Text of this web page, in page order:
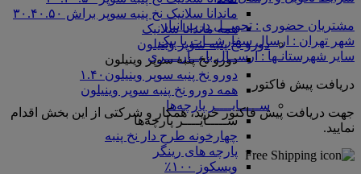
ماندانا سلانیک نخ پنبه سوپر براش ۳۰.۴۰.۵۰
همه ماندانا سلانیک
دورو نخ پنبه سوپر وینیلون
دورو نخ پنبه سوپر وینیلون
دورو نخ پنبه سوپر وینیلون۱.۴۰
همه دورو نخ پنبه سوپر وینیلون
ســـــایــــر پارچه‌ها
ســـــایــــر پارچه‌ها
چهارخونه طرح دار نخ پنبه
پارچه های رینگر
ویسکوز ۱۰۰٪
مشتریان حضوری : تحویــل درب انبار
شهر تهران : ارسال سفارشــات با پیک
سایر شهرستانـها : ارســال با بــاربـــری
دریافت پیش فاکتور
جهت دریافت پیش فاکتور خرید، همکار و شرکتی از این بخش اقدام
نمایید.